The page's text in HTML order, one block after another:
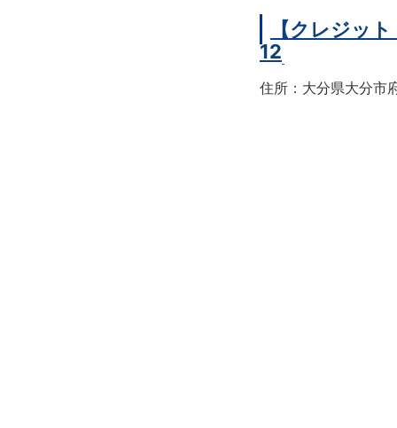
【クレジッ
12
住所：大分県大分市